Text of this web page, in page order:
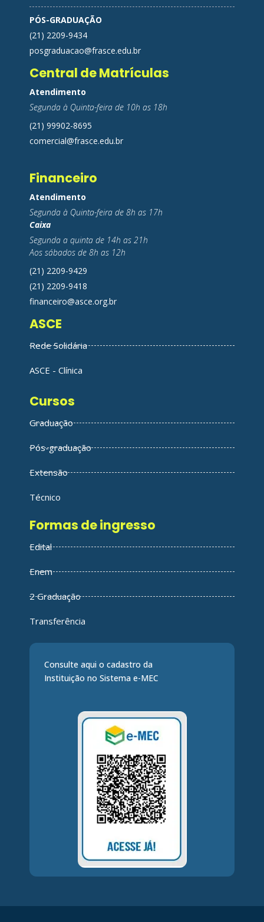
PÓS-GRADUAÇÃO
(21) 2209-9434
posgraduacao@frasce.edu.br
Central de Matrículas
Atendimento
Segunda à Quinta-feira de 10h as 18h
(21) 99902-8695
comercial@frasce.edu.br
Financeiro
Atendimento
Segunda à Quinta-feira de 8h as 17h
Caixa
Segunda a quinta de 14h as 21h
Aos sábados de 8h as 12h
(21) 2209-9429
(21) 2209-9418
financeiro@asce.org.br
ASCE
Rede Solidária
ASCE - Clínica
Cursos
Graduação
Pós-graduação
Extensão
Técnico
Formas de ingresso
Edital
Enem
2 Graduação
Transferência
Consulte aqui o cadastro da
Instituição no Sistema e-MEC